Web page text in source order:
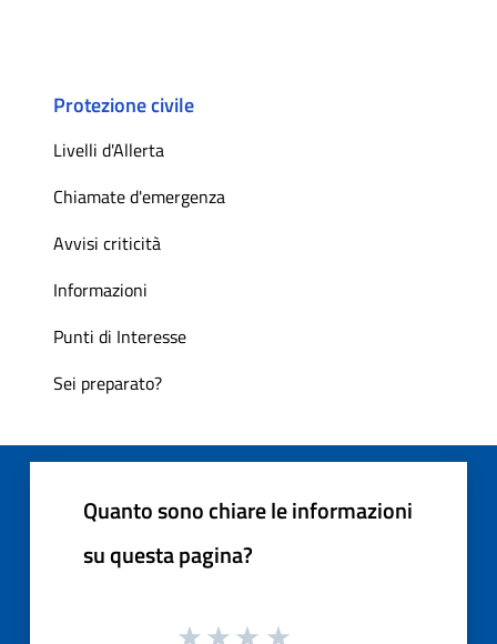
Protezione civile
Livelli d'Allerta
Chiamate d'emergenza
Avvisi criticità
Informazioni
Punti di Interesse
Sei preparato?
Quanto sono chiare le informazioni
su questa pagina?